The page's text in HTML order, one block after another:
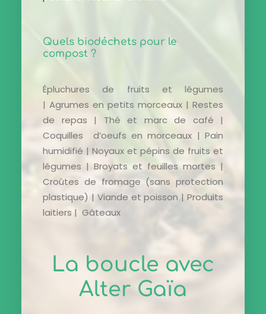
Quels biodéchets pour le
compost ?
Épluchures de fruits et légumes
| Agrumes en petits morceaux | Restes
de repas | Thé et marc de café |
Coquilles d’oeufs en morceaux | Pain
humidifié | Noyaux et pépins de fruits et
légumes | Broyats et feuilles mortes |
Croûtes de fromage (sans protection
plastique) | Viande et poisson | Produits
laitiers | Gâteaux
La boucle avec
Alter Gaïa